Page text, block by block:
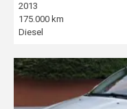
2013
175.000 km
Diesel